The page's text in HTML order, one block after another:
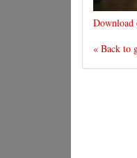
Download
« Back to